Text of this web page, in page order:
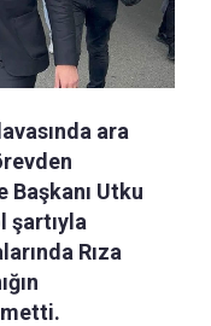
ara
Başkanı Utku
şartıyla
Rıza